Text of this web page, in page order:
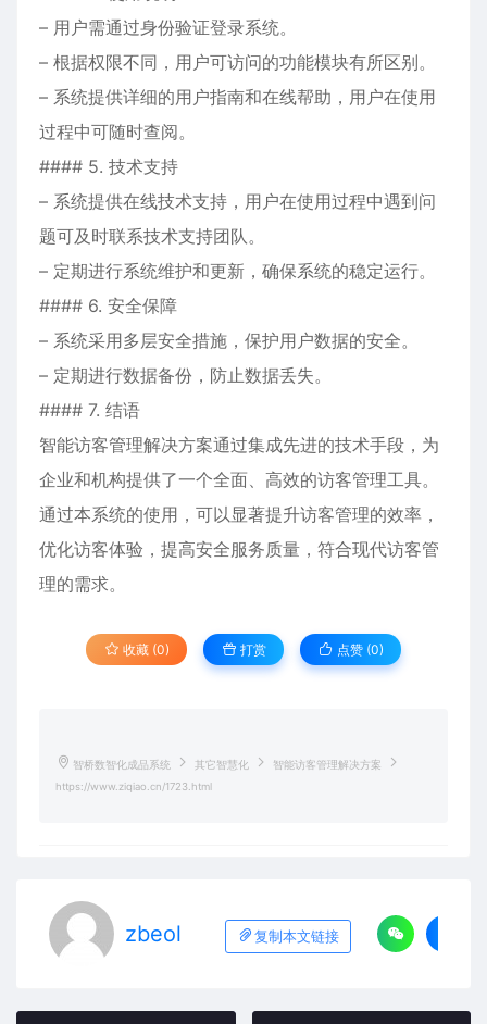
– 用户需通过身份验证登录系统。
– 根据权限不同，用户可访问的功能模块有所区别。
– 系统提供详细的用户指南和在线帮助，用户在使用
过程中可随时查阅。
#### 5. 技术支持
– 系统提供在线技术支持，用户在使用过程中遇到问
题可及时联系技术支持团队。
– 定期进行系统维护和更新，确保系统的稳定运行。
#### 6. 安全保障
– 系统采用多层安全措施，保护用户数据的安全。
– 定期进行数据备份，防止数据丢失。
#### 7. 结语
智能访客管理解决方案通过集成先进的技术手段，为
企业和机构提供了一个全面、高效的访客管理工具。
通过本系统的使用，可以显著提升访客管理的效率，
优化访客体验，提高安全服务质量，符合现代访客管
理的需求。
收藏 (0) 打赏 点赞 (0)
智桥数智化成品系统 其它智慧化
智能访客管理解决方案
https://www.ziqiao.cn/1723.html
zbeol 复制本文链接